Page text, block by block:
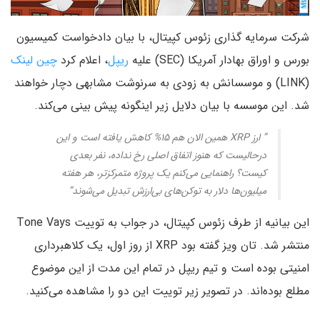
شرکت سرمایه گذاری زئوس کپیتال، با بیان دادخواست کمیسیون
بورس و اوراق بهادار آمریکا (SEC) علیه
ریپل، اعلام کرد چین لینک
(LINK) و موسسانش به زودی به سرنوشت مشابهی دچار خواهند
شد. این موسسه با بیان دلایل زیر اینگونه پیش بینی می‌کند.
” ارز XRP همین الان هم ۱۵% کاهش یافته است و این
درحالیست که هنوز اتفاق اصلی رخ نداده، نفر بعدی
کیست؟ راهنمایی می‌کنم یک پروژه متمرکزتر، هر هفته
میلیون‌ها دلار به توکن‌های بی‌ارزش تبدیل می‌شوند”
این بیانیه از طرف زئوس کپیتال، در جواب به توییت Tone Vays
منتشر شد. تان ویز گفته بود XRP از روز اول، یک کلاهبرداری
امنیتی بوده است و تیم ریپل در تمام این مدت از این موضوع
مطلع بوده‌اند. در تصویر زیر توییت این دو را مشاهده می‌کنید.